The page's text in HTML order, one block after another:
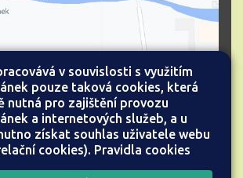
Web školy
v souvislosti s využitím
pouze taková cookies, která
nutná pro zajištění provozu
a internetových služeb, a u
získat souhlas uživatele webu
cookies). Pravidla cookies